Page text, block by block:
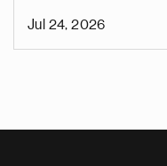
Jul 24, 2026